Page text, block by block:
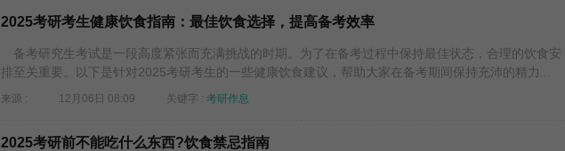
2025考研考生健康饮食指南：最佳饮食选择，提高备考效率
备考研究生考试是一段高度紧张而充满挑战的时期。为了在备考过程中保持最佳状态，合理的饮食安
排至关重要。以下是针对2025考研考生的一些健康饮食建议，帮助大家在备考期间保持充沛的精力...
来源 : 12月06日 08:09 关键字 : 考研作息
2025考研前不能吃什么东西?饮食禁忌指南